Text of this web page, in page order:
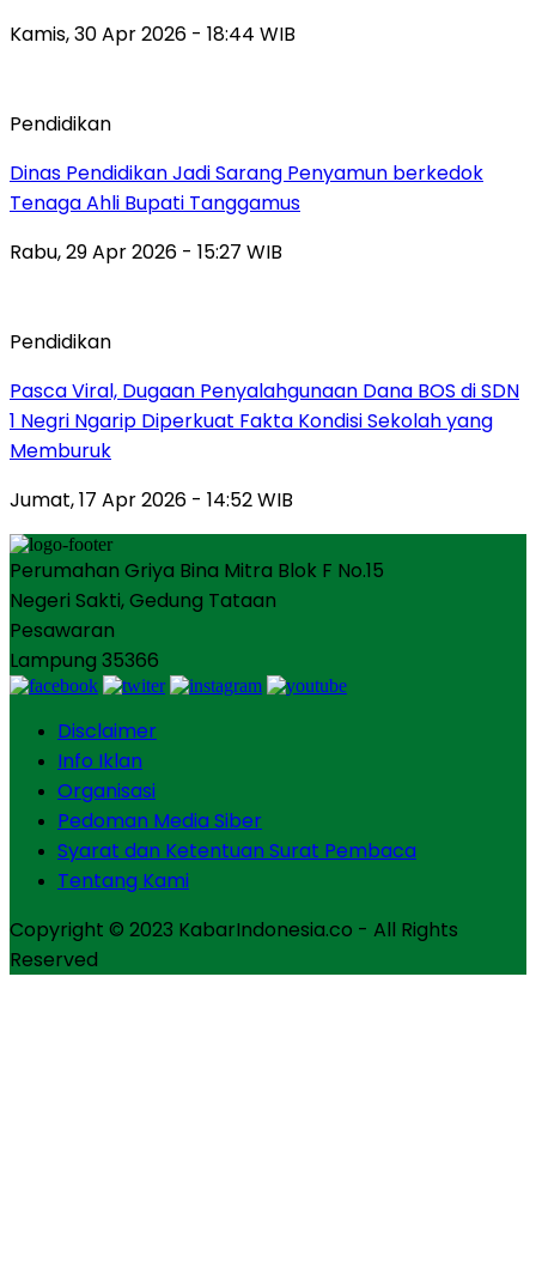
Kamis, 30 Apr 2026 - 18:44 WIB
Pendidikan
Dinas Pendidikan Jadi Sarang Penyamun berkedok
Tenaga Ahli Bupati Tanggamus
Rabu, 29 Apr 2026 - 15:27 WIB
Pendidikan
Pasca Viral, Dugaan Penyalahgunaan Dana BOS di SDN
1 Negri Ngarip Diperkuat Fakta Kondisi Sekolah yang
Memburuk
Jumat, 17 Apr 2026 - 14:52 WIB
Perumahan Griya Bina Mitra Blok F No.15
Negeri Sakti, Gedung Tataan
Pesawaran
Lampung 35366
Disclaimer
Info Iklan
Organisasi
Pedoman Media Siber
Syarat dan Ketentuan Surat Pembaca
Tentang Kami
Copyright © 2023 KabarIndonesia.co - All Rights
Reserved